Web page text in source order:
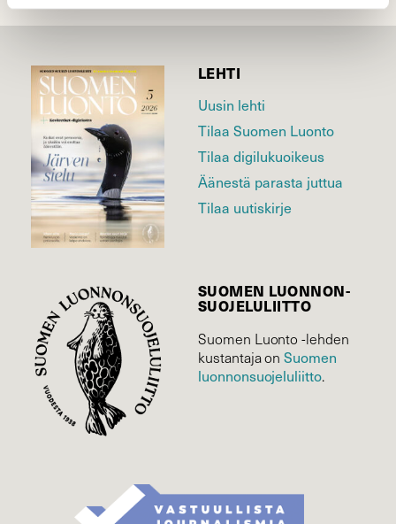
LEHTI
Uusin lehti
Tilaa Suomen Luonto
Tilaa digilukuoikeus
Äänestä parasta juttua
Tilaa uutiskirje
SUOMEN LUONNON­
SUOJELU­LIITTO
Suomen Luonto -lehden
kustantaja onSuomen
luonnonsuojelu­liitto.